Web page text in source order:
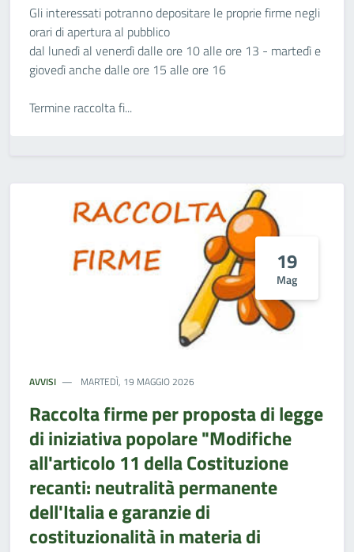
Gli interessati potranno depositare le proprie firme negli
orari di apertura al pubblico
dal lunedì al venerdì dalle ore 10 alle ore 13 - martedì e
giovedì anche dalle ore 15 alle ore 16
Termine raccolta fi...
19
Mag
AVVISI MARTEDÌ, 19 MAGGIO 2026
Raccolta firme per proposta di legge
di iniziativa popolare "Modifiche
all'articolo 11 della Costituzione
recanti: neutralità permanente
dell'Italia e garanzie di
costituzionalità in materia di